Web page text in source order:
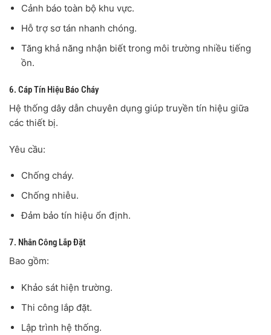
Cảnh báo toàn bộ khu vực.
Hỗ trợ sơ tán nhanh chóng.
Tăng khả năng nhận biết trong môi trường nhiều tiếng
ồn.
6. Cáp Tín Hiệu Báo Cháy
Hệ thống dây dẫn chuyên dụng giúp truyền tín hiệu giữa
các thiết bị.
Yêu cầu:
Chống cháy.
Chống nhiễu.
Đảm bảo tín hiệu ổn định.
7. Nhân Công Lắp Đặt
Bao gồm:
Khảo sát hiện trường.
Thi công lắp đặt.
Lập trình hệ thống.